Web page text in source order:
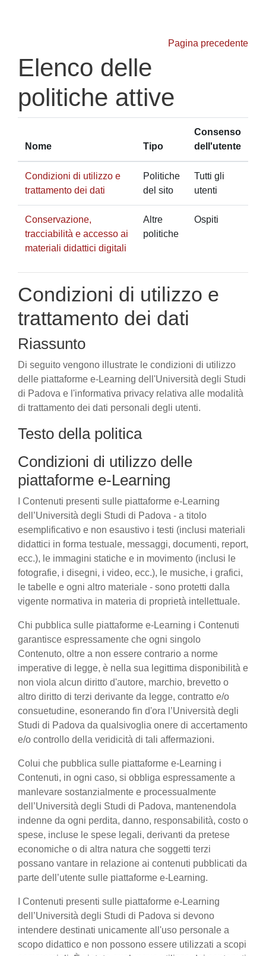
Pagina precedente
Elenco delle
politiche attive
Nome Tipo
Consenso
dell'utente
Condizioni di utilizzo e
trattamento dei dati
Politiche
del sito
Tutti gli
utenti
Conservazione,
tracciabilità e accesso ai
materiali didattici digitali
Altre
politiche
Ospiti
Condizioni di utilizzo e
trattamento dei dati
Riassunto
Di seguito vengono illustrate le condizioni di utilizzo
delle piattaforme e-Learning dell'Università degli Studi
di Padova e l'informativa privacy relativa alle modalità
di trattamento dei dati personali degli utenti.
Testo della politica
Condizioni di utilizzo delle
piattaforme e-Learning
I Contenuti presenti sulle piattaforme e-Learning
dell’Università degli Studi di Padova - a titolo
esemplificativo e non esaustivo i testi (inclusi materiali
didattici in forma testuale, messaggi, documenti, report,
ecc.), le immagini statiche e in movimento (inclusi le
fotografie, i disegni, i video, ecc.), le musiche, i grafici,
le tabelle e ogni altro materiale - sono protetti dalla
vigente normativa in materia di proprietà intellettuale.
Chi pubblica sulle piattaforme e-Learning i Contenuti
garantisce espressamente che ogni singolo
Contenuto, oltre a non essere contrario a norme
imperative di legge, è nella sua legittima disponibilità e
non viola alcun diritto d'autore, marchio, brevetto o
altro diritto di terzi derivante da legge, contratto e/o
consuetudine, esonerando fin d'ora l’Università degli
Studi di Padova da qualsivoglia onere di accertamento
e/o controllo della veridicità di tali affermazioni.
Colui che pubblica sulle piattaforme e-Learning i
Contenuti, in ogni caso, si obbliga espressamente a
manlevare sostanzialmente e processualmente
dell’Università degli Studi di Padova, mantenendola
indenne da ogni perdita, danno, responsabilità, costo o
spese, incluse le spese legali, derivanti da pretese
economiche o di altra natura che soggetti terzi
possano vantare in relazione ai contenuti pubblicati da
parte dell’utente sulle piattaforme e-Learning.
I Contenuti presenti sulle piattaforme e-Learning
dell’Università degli Studi di Padova si devono
intendere destinati unicamente all'uso personale a
scopo didattico e non possono essere utilizzati a scopi